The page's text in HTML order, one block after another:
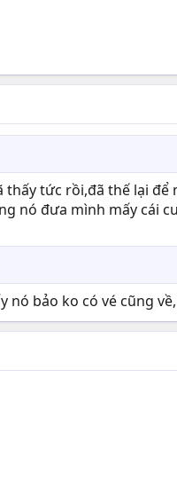
tức rồi,đã thế lại
nó đưa mình mấy cái
bảo ko có vé cũng